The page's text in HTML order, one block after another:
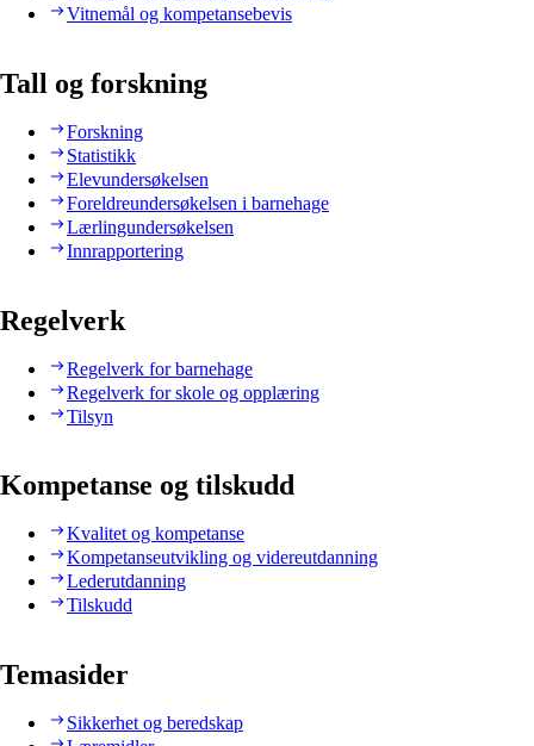
Vitnemål og kompetansebevis
Tall og forskning
Forskning
Statistikk
Elevundersøkelsen
Foreldreundersøkelsen i barnehage
Lærlingundersøkelsen
Innrapportering
Regelverk
Regelverk for barnehage
Regelverk for skole og opplæring
Tilsyn
Kompetanse og tilskudd
Kvalitet og kompetanse
Kompetanseutvikling og videreutdanning
Lederutdanning
Tilskudd
Temasider
Sikkerhet og beredskap